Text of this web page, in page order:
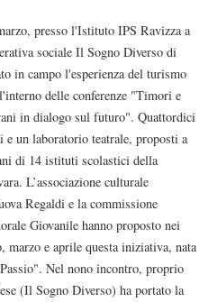
presso l'Istituto IPS Ravizza a
sociale Il Sogno Diverso di
in campo l'esperienza del turismo
delle conferenze "Timori e
in dialogo sul futuro". Quattordici
un laboratorio teatrale, proposti a
di 14 istituti scolastici della
L’associazione culturale
Regaldi e la commissione
Giovanile hanno proposto nei
marzo e aprile questa iniziativa, nata
Nel nono incontro, proprio
(Il Sogno Diverso) ha portato la